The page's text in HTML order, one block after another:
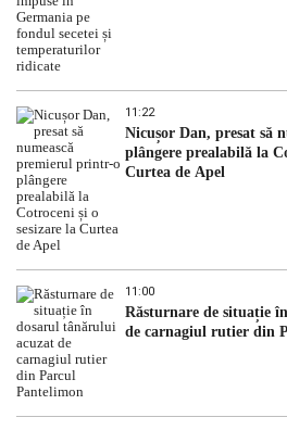
11:22
Nicușor Dan, presat să
plângere prealabilă la
Curtea de Apel
11:00
Răsturnare de situație
de carnagiul rutier din